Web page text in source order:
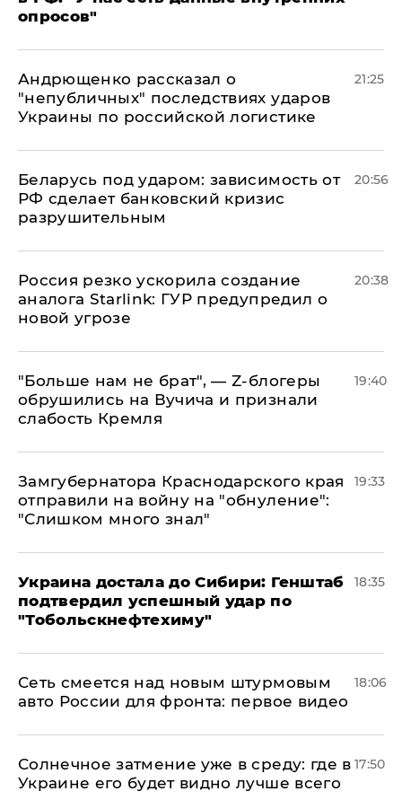
опросов"
Андрющенко рассказал о
"непубличных" последствиях ударов
Украины по российской логистике
21:25
Беларусь под ударом: зависимость от
РФ сделает банковский кризис
разрушительным
20:56
​Россия резко ускорила создание
аналога Starlink: ГУР предупредил о
новой угрозе
20:38
​"Больше нам не брат", — Z-блогеры
обрушились на Вучича и признали
слабость Кремля
19:40
Замгубернатора Краснодарского края
отправили на войну на "обнуление":
"Слишком много знал"
19:33
Украина достала до Сибири: Генштаб
подтвердил успешный удар по
"Тобольскнефтехиму"
18:35
Сеть смеется над новым штурмовым
авто России для фронта: первое видео
18:06
​Солнечное затмение уже в среду: где в
Украине его будет видно лучше всего
17:50